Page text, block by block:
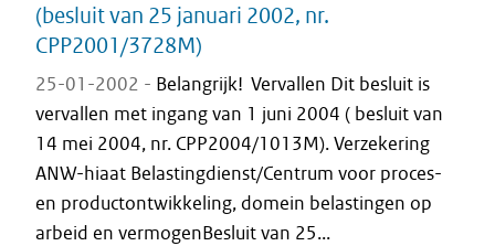
(besluit van 25 januari 2002, nr.
CPP2001/3728M)
25-01-2002 - Belangrijk! Vervallen Dit besluit is
vervallen met ingang van 1 juni 2004 ( besluit van
14 mei 2004, nr. CPP2004/1013M). Verzekering
ANW-hiaat Belastingdienst/Centrum voor proces-
en productontwikkeling, domein belastingen op
arbeid en vermogenBesluit van 25...